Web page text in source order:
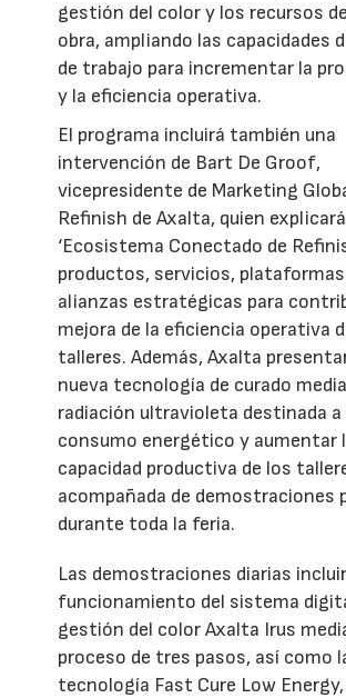
gestión del color y los recursos
obra, ampliando las capacidades
de trabajo para incrementar la
y la eficiencia operativa.
El programa incluirá también una
intervención de Bart De Groof,
vicepresidente de Marketing
Refinish de Axalta, quien
‘Ecosistema Conectado de
productos, servicios,
alianzas estratégicas para
mejora de la eficiencia operativa
talleres. Además, Axalta
nueva tecnología de curado
radiación ultravioleta destinada a
consumo energético y aumentar
capacidad productiva de los
acompañada de demostraciones
durante toda la feria.
Las demostraciones diarias
funcionamiento del sistema
gestión del color Axalta Irus
proceso de tres pasos, así como
tecnología Fast Cure Low